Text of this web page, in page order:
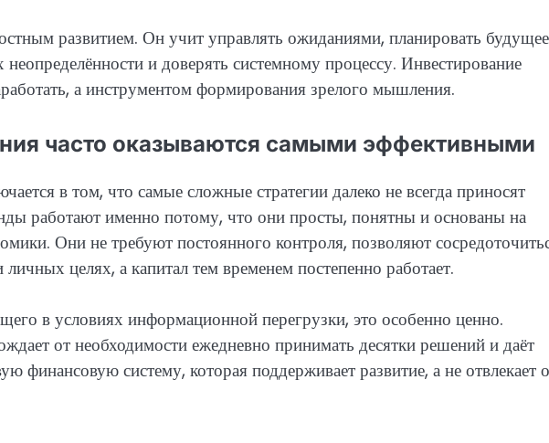
развитием. Он учит управлять ожиданиями, планировать
неопределённости и доверять системному процессу. Инвестирование
а инструментом формирования зрелого мышления.
часто оказываются самыми эффективными
в том, что самые сложные стратегии далеко не всегда приносят
работают именно потому, что они просты, понятны и основаны на
Они не требуют постоянного контроля, позволяют
целях, а капитал тем временем постепенно работает.
в условиях информационной перегрузки, это особенно ценно.
от необходимости ежедневно принимать десятки решений и даёт
финансовую систему, которая поддерживает развитие, а не отвлекает